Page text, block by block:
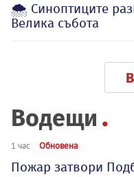
🌨️ Синоптиците
Велика събота
Водещи
1 час Обновена
Пожар затвори